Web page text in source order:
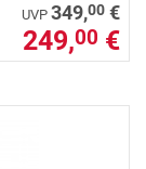
UVP 349,00 €
249,00 €